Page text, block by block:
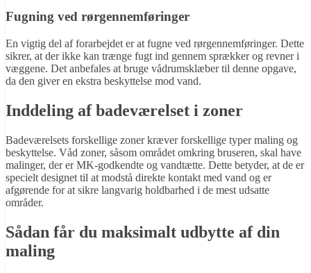
Fugning ved rørgennemføringer
En vigtig del af forarbejdet er at fugne ved rørgennemføringer. Dette
sikrer, at der ikke kan trænge fugt ind gennem sprækker og revner i
væggene. Det anbefales at bruge vådrumsklæber til denne opgave,
da den giver en ekstra beskyttelse mod vand.
Inddeling af badeværelset i zoner
Badeværelsets forskellige zoner kræver forskellige typer maling og
beskyttelse. Våd zoner, såsom området omkring bruseren, skal have
malinger, der er MK-godkendte og vandtætte. Dette betyder, at de er
specielt designet til at modstå direkte kontakt med vand og er
afgørende for at sikre langvarig holdbarhed i de mest udsatte
områder.
Sådan får du maksimalt udbytte af din
maling